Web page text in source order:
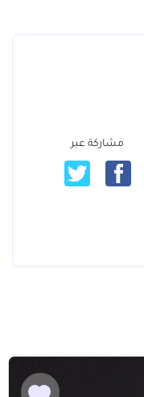
مشاركة عبر